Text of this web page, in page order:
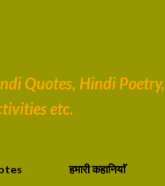
Quotes, Hindi
etc.
हमारी कहानियाॅं